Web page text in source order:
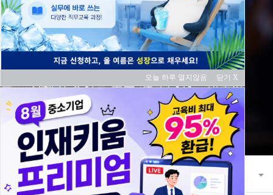
교육과정
21세기 초일류 꿈을 키워 나가는 한국산
업기술협회
교육과정 교육 과정 안내
오늘 하루 열지않음 닫기 X